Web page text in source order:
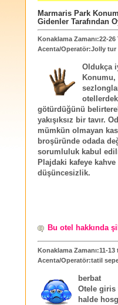
Marmaris Park
Gidenler Tarafından
Konaklama Zamanı:22-26
Acenta/Operatör:Jolly tur
Oldukça
götürdüğünü
yakışıksız bir tavır.
mümkün olmayan
broşüründe odada
sorumluluk kabul
Plajdaki kafeye
düşüncesizlik.
Bu otel hakkında
Konaklama Zamanı:11-
Acenta/Operatör:tatil
berbat
Otele giris
halde